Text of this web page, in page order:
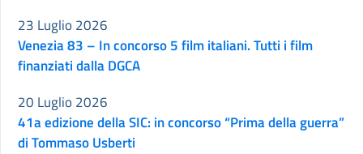
Venezia 83 – In concorso 5 film italiani. Tutti i film
finanziati dalla DGCA
23 Luglio 2026
41a edizione della SIC: in concorso “Prima della guerra”
di Tommaso Usberti
20 Luglio 2026